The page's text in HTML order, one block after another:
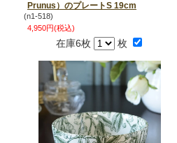
Prunus）のプレートS 19cm
(n1-518)
4,950円(税込)
在庫6枚 枚